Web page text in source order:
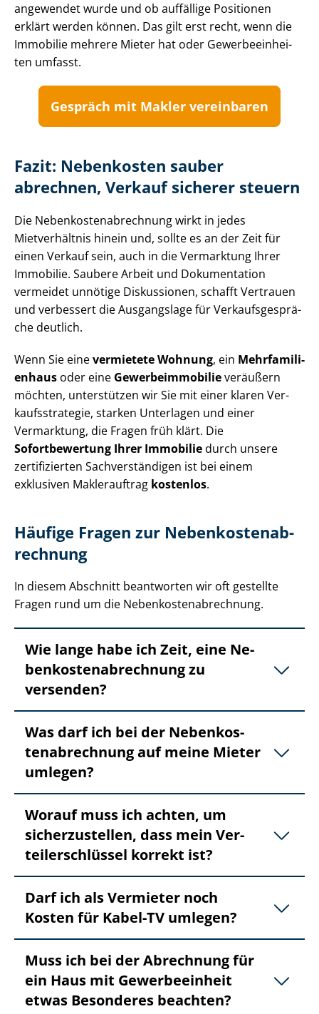
angewendet wurde und ob auffällige Positionen
erklärt werden können. Das gilt erst recht, wenn die
Immobilie mehrere Mieter hat oder Ge­wer­be­ein­hei­
ten umfasst.
Gespräch mit Makler vereinbaren
Fazit: Nebenkosten sauber
abrechnen, Verkauf sicherer steuern
Die Ne­ben­kos­ten­ab­rech­nung wirkt in jedes
Mietverhältnis hinein und, sollte es an der Zeit für
einen Verkauf sein, auch in die Vermarktung Ihrer
Immobilie. Saubere Arbeit und Dokumentation
vermeidet unnötige Diskussionen, schafft Vertrauen
und verbessert die Ausgangslage für Ver­kaufs­ge­sprä­
che deutlich.
Wenn Sie einevermietete Wohnung, ein Mehr­fa­mi­li­
en­haus oder eine Ge­wer­be­im­mo­bi­lieveräußern
möchten, unterstützen wir Sie mit einer klaren Ver­
kaufs­stra­te­gie, starken Unterlagen und einer
Vermarktung, die Fragen früh klärt. Die
Sofortbewertung Ihrer Immobiliedurch unsere
zertifizierten Sach­ver­stän­di­gen ist bei einem
exklusiven Maklerauftrag kostenlos.
Häufige Fragen zur Ne­ben­kos­ten­ab­
rech­nung
In diesem Abschnitt beantworten wir oft gestellte
Fragen rund um die Ne­ben­kos­ten­ab­rech­nung.
Wie lange habe ich Zeit, eine Ne­
ben­kos­ten­ab­rech­nung zu
versenden?
Was darf ich bei der Ne­ben­kos­
ten­ab­rech­nung auf meine Mieter
umlegen?
Worauf muss ich achten, um
sicherzustellen, dass mein Ver­
tei­ler­schlüs­sel korrekt ist?
Darf ich als Vermieter noch
Kosten für Kabel-TV umlegen?
Muss ich bei der Abrechnung für
ein Haus mit Gewerbeeinheit
etwas Besonderes beachten?